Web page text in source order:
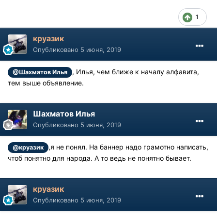
1
круазик
Опубликовано 5 июня, 2019
@Шахматов Илья
, Илья, чем ближе к началу алфавита,
тем выше объявление.
Шахматов Илья
Опубликовано 5 июня, 2019
@круазик
,я не понял. На баннер надо грамотно написать,
чтоб понятно для народа. А то ведь не понятно бывает.
круазик
Опубликовано 5 июня, 2019